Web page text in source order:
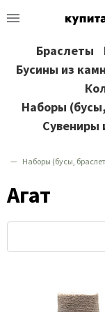
Браслеты
Бусины из
Наборы
Сувениры
Наборы (бусы,
Агат